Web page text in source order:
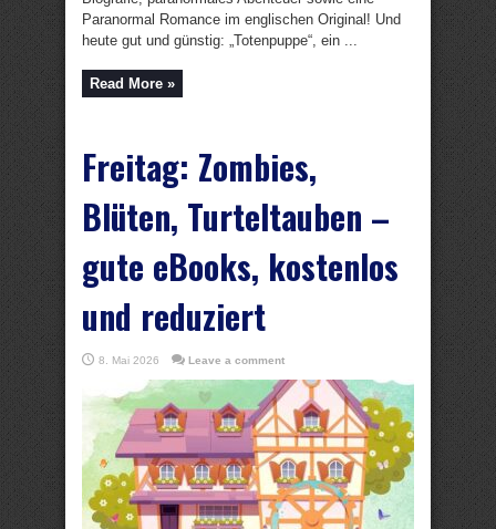
Paranormal Romance im englischen Original! Und
heute gut und günstig: „Totenpuppe“, ein ...
Read More »
Freitag: Zombies,
Blüten, Turteltauben –
gute eBooks, kostenlos
und reduziert
8. Mai 2026 Leave a comment